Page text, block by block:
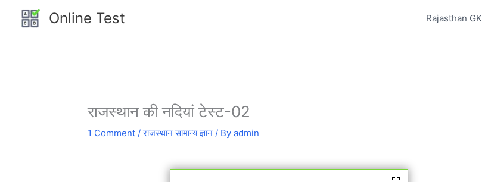
Online Test Rajasthan GK
राजस्थान की नदियां टेस्ट-02
1 Comment /राजस्थान सामान्य ज्ञान / Byadmin